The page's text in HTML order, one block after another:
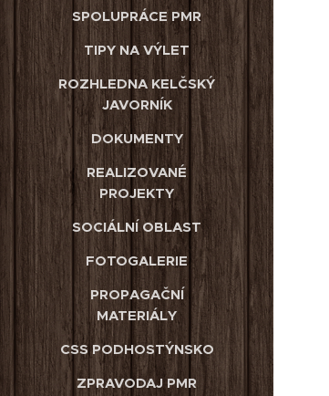
SPOLUPRÁCE PMR
TIPY NA VÝLET
ROZHLEDNA KELČSKÝ
JAVORNÍK
DOKUMENTY
REALIZOVANÉ
PROJEKTY
SOCIÁLNÍ OBLAST
FOTOGALERIE
PROPAGAČNÍ
MATERIÁLY
CSS PODHOSTÝNSKO
ZPRAVODAJ PMR